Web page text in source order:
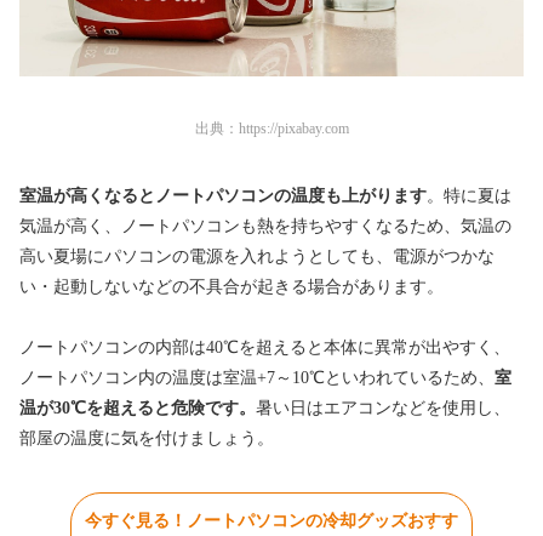
出典： https://pixabay.com
室温が高くなるとノートパソコンの温度も上がります。特に夏は
気温が高く、ノートパソコンも熱を持ちやすくなるため、気温の
高い夏場にパソコンの電源を入れようとしても、電源がつかな
い・起動しないなどの不具合が起きる場合があります。
ノートパソコンの内部は40℃を超えると本体に異常が出やすく、
ノートパソコン内の温度は室温+7～10℃といわれているため、 室
温が30℃を超えると危険です。 暑い日はエアコンなどを使用し、
部屋の温度に気を付けましょう。
今すぐ見る！ノートパソコンの冷却グッズおすす